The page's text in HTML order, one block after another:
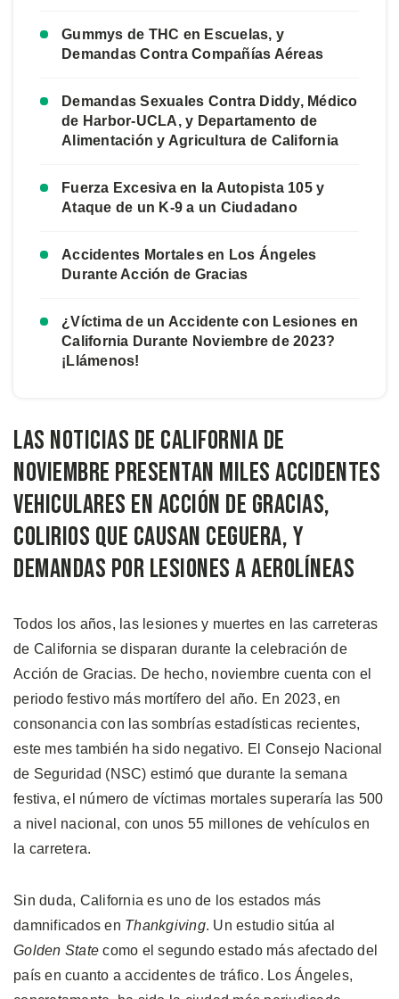
Gummys de THC en Escuelas, y
Demandas Contra Compañías Aéreas
Demandas Sexuales Contra Diddy, Médico
de Harbor-UCLA, y Departamento de
Alimentación y Agricultura de California
Fuerza Excesiva en la Autopista 105 y
Ataque de un K-9 a un Ciudadano
Accidentes Mortales en Los Ángeles
Durante Acción de Gracias
¿Víctima de un Accidente con Lesiones en
California Durante Noviembre de 2023?
¡Llámenos!
Las Noticias de California de
Noviembre Presentan Miles Accidentes
Vehiculares en Acción de Gracias,
Colirios que Causan Ceguera, y
Demandas por Lesiones a Aerolíneas
Todos los años, las lesiones y muertes en las carreteras
de California se disparan durante la celebración de
Acción de Gracias. De hecho, noviembre cuenta con el
periodo festivo más mortífero del año. En 2023, en
consonancia con las sombrías estadísticas recientes,
este mes también ha sido negativo. El Consejo Nacional
de Seguridad (NSC) estimó que durante la semana
festiva, el número de víctimas mortales superaría las 500
a nivel nacional, con unos 55 millones de vehículos en
la carretera.
Sin duda, California es uno de los estados más
damnificados en Thankgiving. Un estudio sitúa al
Golden State como el segundo estado más afectado del
país en cuanto a accidentes de tráfico. Los Ángeles,